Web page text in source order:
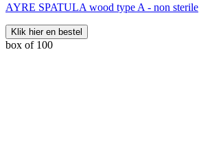
AYRE SPATULA wood type A - non sterile
Klik hier en bestel
box of 100